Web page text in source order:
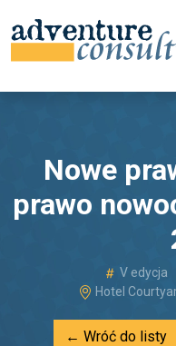
Nowe
prawo
V edycja
Hotel
← Wróć do listy